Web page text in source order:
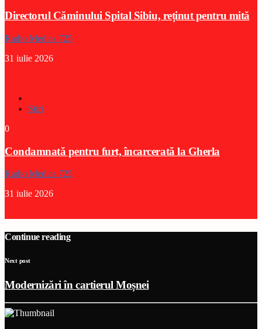
Directorul Căminului Spital Sibiu, reținut pentru mită
Radio Medias 725
31 iulie 2026
Stiri
0
Condamnată pentru furt, încarcerată la Gherla
Radio Medias 725
31 iulie 2026
Continue reading
Next post
Modernizări în cartierul Moșnei